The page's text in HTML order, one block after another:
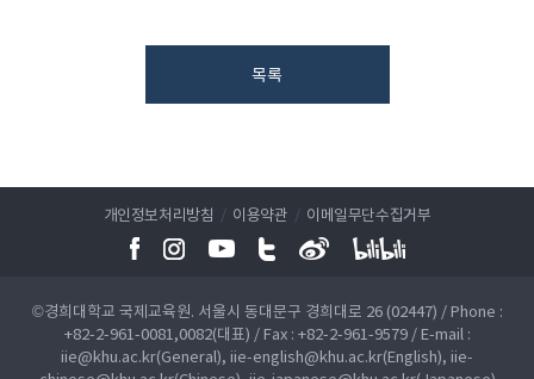
목록
개인정보처리방침 / 이용약관 / 이메일무단수집거부
©경희대학교 국제교육원. 서울시 동대문구 경희대로 26 (02447) / Phone :
+82-2-961-0081,0082(대표) / Fax : +82-2-961-9579 / E-mail :
iie@khu.ac.kr(General), iie-english@khu.ac.kr(English), iie-